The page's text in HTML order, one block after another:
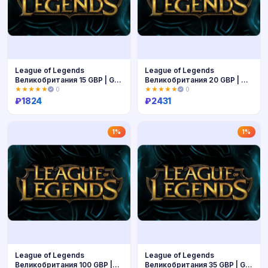
League of Legends
Великобритания 15 GBP | GB
Riot код | Мгновенно
★★★★★ 0
₽1824
League of Legends
Великобритания 20 GBP | GB
Riot код | Мгновенно
★★★★★ 0
₽2431
1%
League of Legends
Великобритания 100 GBP |
1%
League of Legends
Великобритания 35 GBP | GB